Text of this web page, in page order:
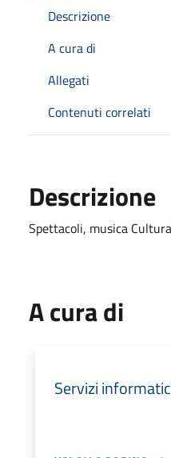
Descrizione
A cura di
Allegati
Contenuti correlati
Descrizione
Spettacoli, musica Cultura
A cura di
Servizi